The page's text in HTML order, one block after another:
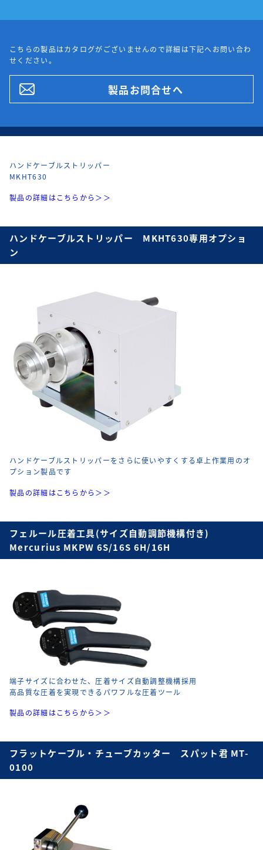
こちらの製品はカタログがございませんので詳細は下記へお問い合わ
せください。
製品お問合せへ
ハンドケーブルストリッパー
MKHT630
製品の詳細はこちらから＞＞
ハンドケーブルストリッパー MKHT630専用オプショ
ン
ハンドケーブルストリッパーをさらに使いやすくする卓上作業用のオ
プション製品です
製品の詳細はこちらから＞＞
フェルール圧着工具(サイズ自動調節機構付き)
Mercurius MKPW 6S/16S 6H/16H
端子サイズに合わせた、圧着サイズ自動調整機構採用
高品質な圧着を実現できるパワフルな圧着ツール
製品の詳細はこちらから＞＞
フラットケーブル・チューブカッター スパット君 MT-
0100